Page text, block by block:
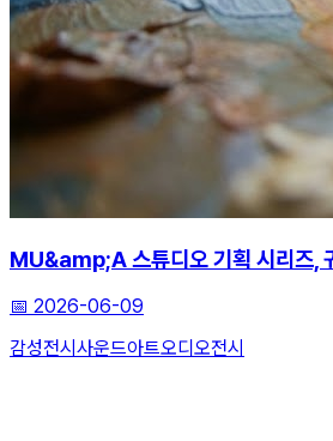
MU&amp;A 스튜디오 기획 시리즈,
📅 2026-06-09
감성전시 사운드아트오디오전시